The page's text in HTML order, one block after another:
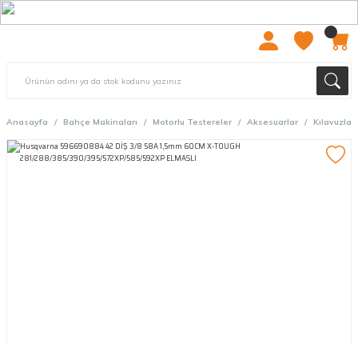
Anasayfa Bahçe Makinaları Motorlu Testereler Aksesuarlar Kılavuzlar